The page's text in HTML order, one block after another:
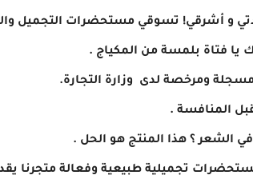
و أشرقي! تسوقي مستحضرات التجميل
يا فتاة بلمسة من المكياج .
مسجلة ومرخصة لدى وزارة التجارة.
المنافسة .
الشعر ؟ هذا المنتج هو الحل .
تجميلية طبيعية وفعالة متجرنا